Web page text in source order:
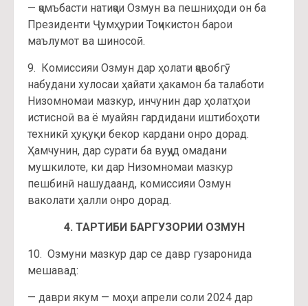
— ҷамъбасти натиҷаи Озмун ва пешниҳоди он ба
Президенти Ҷумҳурии Тоҷикистон барои
маълумот ва шиносоӣ.
9. Комиссияи Озмун дар ҳолати ҷавобгӯ
набудани хулосаи ҳайати ҳакамон ба талаботи
Низомномаи мазкур, инчунин дар ҳолатҳои
истисноӣ ва ё муайян гардидани иштибоҳоти
техникӣ ҳуқуқи бекор кардани онро дорад.
Ҳамчунин, дар сурати ба вуҷуд омадани
мушкилоте, ки дар Низомномаи мазкур
пешбинӣ нашудаанд, комиссияи Озмун
ваколати ҳалли онро дорад.
4. ТАРТИБИ БАРГУЗОРИИ ОЗМУН
10. Озмуни мазкур дар се давр гузаронида
мешавад:
— даври якум — моҳи апрели соли 2024 дар